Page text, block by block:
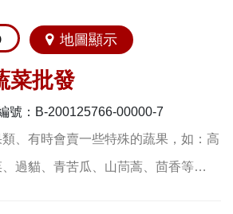
地圖顯示
菜批發
號：B-200125766-00000-7
、有時會賣一些特殊的蔬果，如：高
過貓、青苦瓜、山茼蒿、茴香等…